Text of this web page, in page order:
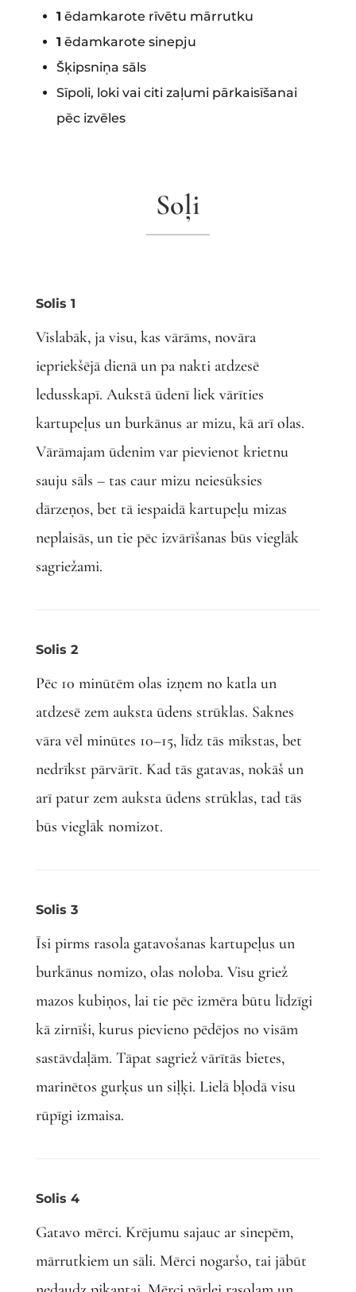
1 ēdamkarote rīvētu mārrutku
1 ēdamkarote sinepju
Šķipsniņa sāls
Sīpoli, loki vai citi zaļumi pārkaisīšanai
pēc izvēles
Soļi
Solis 1
Vislabāk, ja visu, kas vārāms, novāra
iepriekšējā dienā un pa nakti atdzesē
ledusskapī. Aukstā ūdenī liek vārīties
kartupeļus un burkānus ar mizu, kā arī olas.
Vārāmajam ūdenim var pievienot krietnu
sauju sāls – tas caur mizu neiesūksies
dārzeņos, bet tā iespaidā kartupeļu mizas
neplaisās, un tie pēc izvārīšanas būs vieglāk
sagriežami.
Solis 2
Pēc 10 minūtēm olas izņem no katla un
atdzesē zem auksta ūdens strūklas. Saknes
vāra vēl minūtes 10–15, līdz tās mīkstas, bet
nedrīkst pārvārīt. Kad tās gatavas, nokāš un
arī patur zem auksta ūdens strūklas, tad tās
būs vieglāk nomizot.
Solis 3
Īsi pirms rasola gatavošanas kartupeļus un
burkānus nomizo, olas noloba. Visu griež
mazos kubiņos, lai tie pēc izmēra būtu līdzīgi
kā zirnīši, kurus pievieno pēdējos no visām
sastāvdaļām. Tāpat sagriež vārītās bietes,
marinētos gurķus un siļķi. Lielā bļodā visu
rūpīgi izmaisa.
Solis 4
Gatavo mērci. Krējumu sajauc ar sinepēm,
mārrutkiem un sāli. Mērci nogaršo, tai jābūt